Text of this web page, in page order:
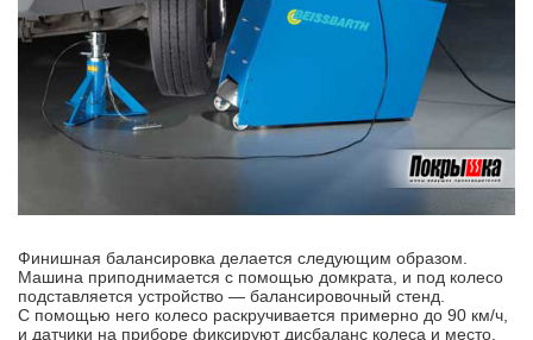
Финишная балансировка делается следующим образом.
Машина приподнимается с помощью домкрата, и под колесо
подставляется устройство — балансировочный стенд.
С помощью него колесо раскручивается примерно до 90 км/ч,
и датчики на приборе фиксируют дисбаланс колеса и место.